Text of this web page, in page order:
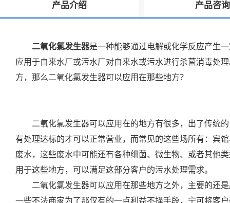
产品介绍 产品咨询
二氧化氯发生器是一种能够通过电解或化学反应产生
应用于自来水厂或污水厂对自来水或污水进行杀菌消毒处
方，那么二氧化氯发生器可以应用在那些地方？
二氧化氯发生器可以应用在的地方有很多，出了传统的
有处理达标的才可以正常营业，而常见的这些场所有：宾
废水，这些废水中可能还有各种细菌、微生物、或者其他
用于这些地方，可以满足这部分客户的污水处理需求。
二氧化氯发生器可以应用在那些地方之外，主要的还是
一些不法商家为了那仅有的一点利益不择手段，宁可将客